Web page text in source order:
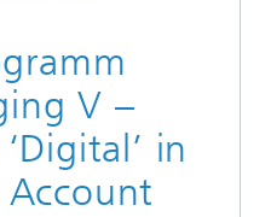
V –
in